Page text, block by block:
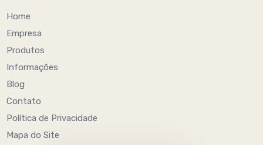
Home
Empresa
Produtos
Informações
Blog
Contato
Política de Privacidade
Mapa do Site